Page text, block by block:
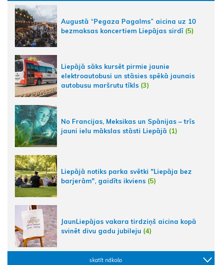
Augustā “Pegaza Pagalms” aicina uz 10
bezmaksas koncertiem Liepājas sirdī (5)
Liepājā sāks kursēt pirmie jaunie
elektroautobusi un stāsies spēkā jaunais
autobusu maršrutu tīkls (3)
No Francijas, Meksikas un Spānijas – trīs
jauni ielu mākslas stāsti Liepājā (1)
Liepājā notiks parka svētki "Liepāja bez
barjerām", gaidīts ikviens (5)
JaunLiepājas vakara tirdziņš aicina kopā
svinēt divu gadu jubileju (4)
skatīt nākošo